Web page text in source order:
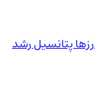
پتانسیل رشد